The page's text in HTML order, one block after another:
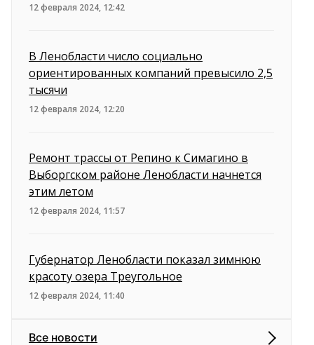
12 февраля 2024, 12:42
В Ленобласти число социально
ориентированных компаний превысило 2,5
тысячи
12 февраля 2024, 12:20
Ремонт трассы от Репино к Симагино в
Выборгском районе Ленобласти начнется
этим летом
12 февраля 2024, 11:57
Губернатор Ленобласти показал зимнюю
красоту озера Треугольное
12 февраля 2024, 11:40
Все новости